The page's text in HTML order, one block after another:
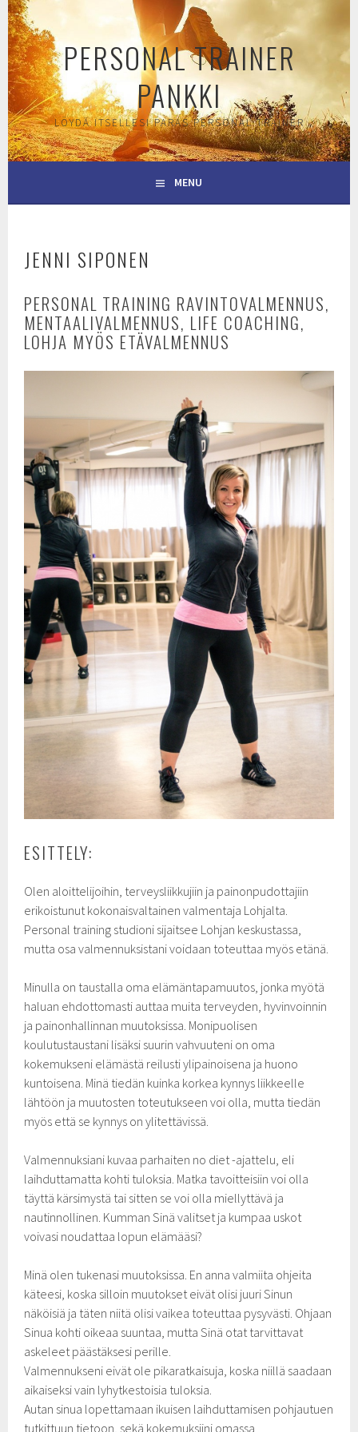
Skip
to
content
PERSONAL TRAINER
PANKKI
LÖYDÄ ITSELLESI PARAS PERSONAL TRAINER
MENU
JENNI SIPONEN
PERSONAL TRAINING RAVINTOVALMENNUS,
MENTAALIVALMENNUS, LIFE COACHING,
LOHJA MYÖS ETÄVALMENNUS
ESITTELY:
Olen aloittelijoihin, terveysliikkujiin ja painonpudottajiin
erikoistunut kokonaisvaltainen valmentaja Lohjalta.
Personal training studioni sijaitsee Lohjan keskustassa,
mutta osa valmennuksistani voidaan toteuttaa myös etänä.
Minulla on taustalla oma elämäntapamuutos, jonka myötä
haluan ehdottomasti auttaa muita terveyden, hyvinvoinnin
ja painonhallinnan muutoksissa. Monipuolisen
koulutustaustani lisäksi suurin vahvuuteni on oma
kokemukseni elämästä reilusti ylipainoisena ja huono
kuntoisena. Minä tiedän kuinka korkea kynnys liikkeelle
lähtöön ja muutosten toteutukseen voi olla, mutta tiedän
myös että se kynnys on ylitettävissä.
Valmennuksiani kuvaa parhaiten no diet -ajattelu, eli
laihduttamatta kohti tuloksia. Matka tavoitteisiin voi olla
täyttä kärsimystä tai sitten se voi olla miellyttävä ja
nautinnollinen. Kumman Sinä valitset ja kumpaa uskot
voivasi noudattaa lopun elämääsi?
Minä olen tukenasi muutoksissa. En anna valmiita ohjeita
käteesi, koska silloin muutokset eivät olisi juuri Sinun
näköisiä ja täten niitä olisi vaikea toteuttaa pysyvästi. Ohjaan
Sinua kohti oikeaa suuntaa, mutta Sinä otat tarvittavat
askeleet päästäksesi perille.
Valmennukseni eivät ole pikaratkaisuja, koska niillä saadaan
aikaiseksi vain lyhytkestoisia tuloksia.
Autan sinua lopettamaan ikuisen laihduttamisen pohjautuen
tutkittuun tietoon, sekä kokemuksiini omassa